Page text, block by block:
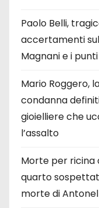
Paolo Belli,
accertamenti
Magnani e i
Mario Roggero,
condanna
gioielliere che
l’assalto
Morte per ricina
quarto
morte di